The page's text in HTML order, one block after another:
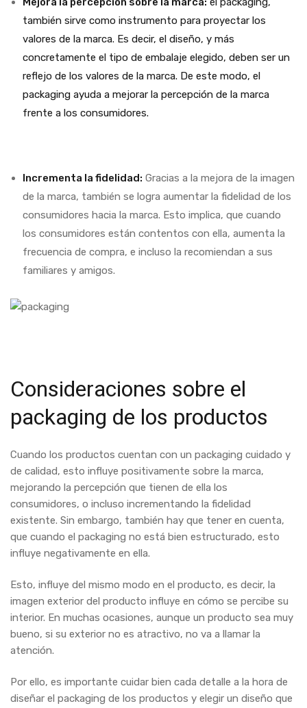
también sirve como instrumento para proyectar los
valores de la marca. Es decir, el diseño, y más
concretamente el tipo de embalaje elegido, deben ser un
reflejo de los valores de la marca. De este modo, el
packaging ayuda a mejorar la percepción de la marca
frente a los consumidores.
Incrementa la fidelidad: Gracias a la mejora de la imagen
de la marca, también se logra aumentar la fidelidad de los
consumidores hacia la marca. Esto implica, que cuando
los consumidores están contentos con ella, aumenta la
frecuencia de compra, e incluso la recomiendan a sus
familiares y amigos.
Consideraciones sobre el
packaging de los productos
Cuando los productos cuentan con un packaging cuidado y
de calidad, esto influye positivamente sobre la marca,
mejorando la percepción que tienen de ella los
consumidores, o incluso incrementando la fidelidad
existente. Sin embargo, también hay que tener en cuenta,
que cuando el packaging no está bien estructurado, esto
influye negativamente en ella.
Esto, influye del mismo modo en el producto, es decir, la
imagen exterior del producto influye en cómo se percibe su
interior. En muchas ocasiones, aunque un producto sea muy
bueno, si su exterior no es atractivo, no va a llamar la
atención.
Por ello, es importante cuidar bien cada detalle a la hora de
diseñar el packaging de los productos y elegir un diseño que